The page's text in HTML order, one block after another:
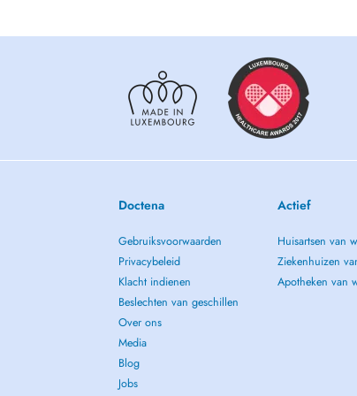
Les urgences (femme enceinte, malaise ) sont vues
Merci beaucoup pour votre compréhension!
Pour les RDV veuillez svp utiliser DOCTENA ou
Doctena
Gebruiksvoorwaarden
Privacybeleid
Klacht indienen
Beslechten van geschillen
Over ons
Media
Blog
Jobs
Actief
Huisartsen van
Ziekenhuizen
Apotheken van